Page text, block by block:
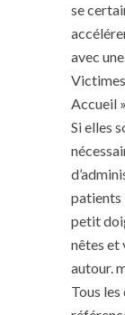
se
avec
Accueil
Si elles
patients
petit
nêtes et
autour.
Tous